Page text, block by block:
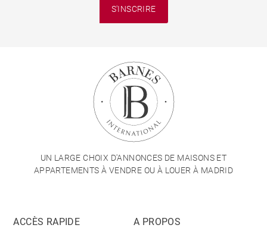
S'INSCRIRE
UN LARGE CHOIX D'ANNONCES DE MAISONS ET
APPARTEMENTS À VENDRE OU À LOUER À MADRID
ACCÈS RAPIDE
A PROPOS